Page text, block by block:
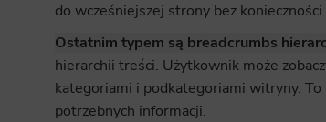
do wcześniejszej strony bez
Ostatnim typem są breadcrumbs
hierarchii treści. Użytkownik może
kategoriami i podkategoriami witryny.
potrzebnych informacji.